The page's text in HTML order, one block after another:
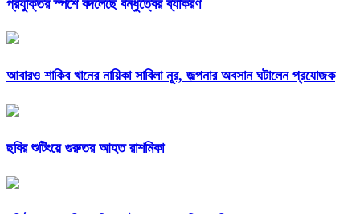
প্রযুক্তির স্পর্শে বদলেছে বন্ধুত্বের ব্যাকরণ
আবারও শাকিব খানের নায়িকা সাবিলা নূর, জল্পনার অবসান ঘটালেন প্রযোজক
ছবির শুটিংয়ে গুরুতর আহত রাশমিকা